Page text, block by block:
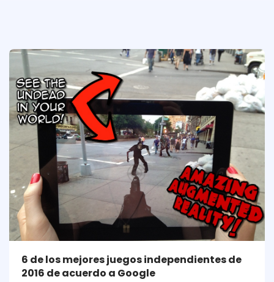
6 de los mejores juegos independientes de
2016 de acuerdo a Google